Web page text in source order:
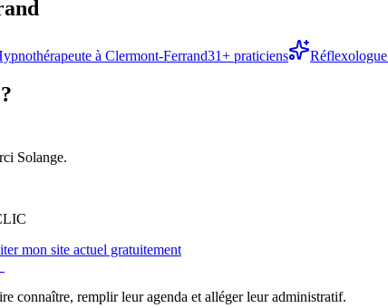
à Clermont-Ferrand31+ praticiens Réflexologue
?
Solange.
mon site actuel gratuitement
connaître, remplir leur agenda et alléger leur administratif.